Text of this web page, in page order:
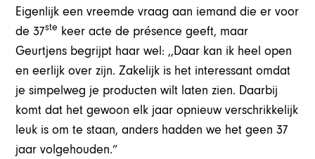
Eigenlijk een vreemde vraag aan iemand die er voor
de 37ste keer acte de présence geeft, maar
Geurtjens begrijpt haar wel: ,,Daar kan ik heel open
en eerlijk over zijn. Zakelijk is het interessant omdat
je simpelweg je producten wilt laten zien. Daarbij
komt dat het gewoon elk jaar opnieuw verschrikkelijk
leuk is om te staan, anders hadden we het geen 37
jaar volgehouden.”